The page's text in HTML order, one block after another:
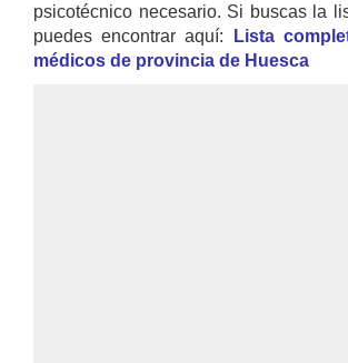
psicotécnico necesario. Si buscas la
puedes encontrar aquí:
Lista
médicos de provincia de Huesca